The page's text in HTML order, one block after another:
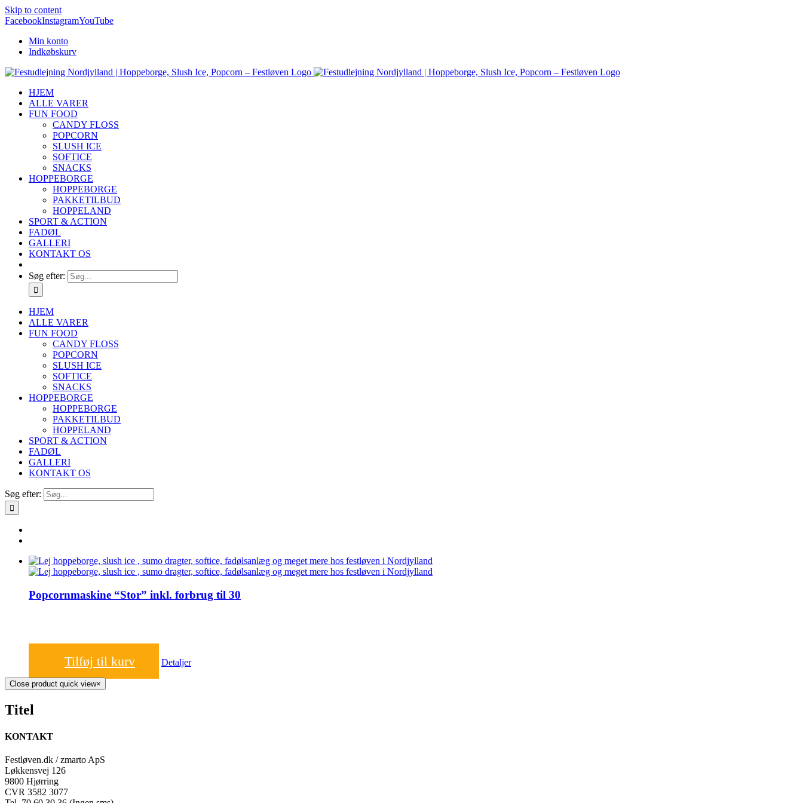
Skip to content
FacebookInstagramYouTube
Min konto
Indkøbskurv
HJEM
ALLE VARER
FUN FOOD
CANDY FLOSS
POPCORN
SLUSH ICE
SOFTICE
SNACKS
HOPPEBORGE
HOPPEBORGE
PAKKETILBUD
HOPPELAND
SPORT & ACTION
FADØL
GALLERI
KONTAKT OS
Søg efter:
HJEM
ALLE VARER
FUN FOOD
CANDY FLOSS
POPCORN
SLUSH ICE
SOFTICE
SNACKS
HOPPEBORGE
HOPPEBORGE
PAKKETILBUD
HOPPELAND
SPORT & ACTION
FADØL
GALLERI
KONTAKT OS
Søg efter:
Popcornmaskine “Stor” inkl. forbrug til 30
Tilføj til kurv Detaljer
Close product quick view×
Titel
KONTAKT
Festløven.dk / zmarto ApS
Løkkensvej 126
9800 Hjørring
CVR 3582 3077